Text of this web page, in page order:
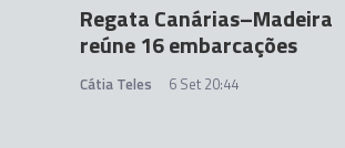
Regata Canárias–Madeira
reúne 16 embarcações
Cátia Teles 6 Set 20:44